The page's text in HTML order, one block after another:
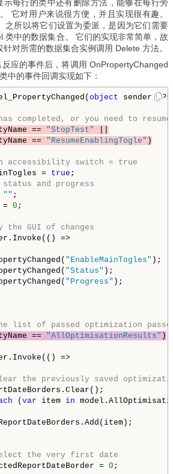
示每行的类中还有删除方法，能够在每行旁
它对用户来说很方便，并且实现很有趣。
之所以将它们设置为委派，是因为它们需要
类中的数据集合。 它们的实现非常简单，故
对所需的数据集合实例调用 Delete 方法。
应的事件后，将调用 OnPropertyChanged
中的事件回调实现如下：
object sender,
completed, or you need to
== "StopTest"
== "ResumeEnablingTogle" )
accessibility switch = true
= true ;
and progress
"" ;
0 ;
GUI of changes
=>
"EnableMainTogles" );
"Status" );
"Progress" );
list of passed optimization
== "AllOptimisationResults" )
=>
the previously saved
( var item in
the very first date
= 0 ;